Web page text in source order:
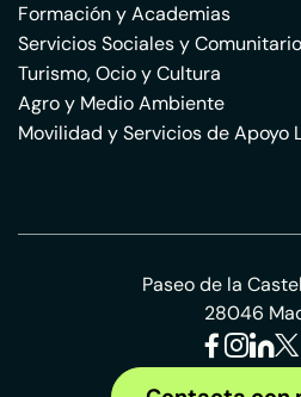
Formación y Academias
Servicios Sociales y
Turismo, Ocio y Cultura
Agro y Medio Ambiente
Movilidad y Servicios de Apoyo
Paseo de la
28046